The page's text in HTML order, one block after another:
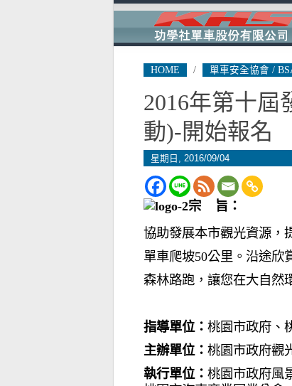
HOME / 單車安全協會 /
2016年第十屆
動)-開始報名
星期日, 2016/09/04
宗 旨：
協助發展本市觀光資源，
單車爬坡50公里。沿途欣
森林路跑，讓您在大自然
指導單位： 桃園市政府、
主辦單位： 桃園市政府觀
執行單位： 桃園市政府風